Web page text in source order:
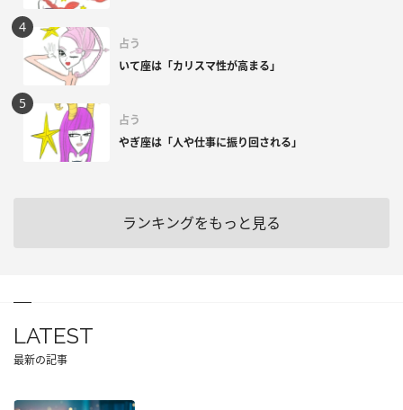
占う
いて座は「カリスマ性が高まる」
占う
やぎ座は「人や仕事に振り回される」
ランキングをもっと見る
LATEST
最新の記事